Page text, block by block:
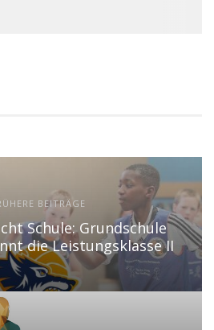
BEITRÄGE
Schule: Grundschule
die Leistungsklasse II